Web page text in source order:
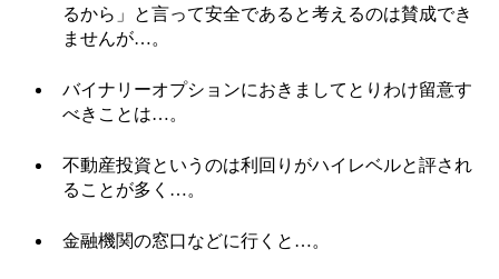
るから」と言って安全であると考えるのは賛成でき
ませんが…。
バイナリーオプションにおきましてとりわけ留意す
べきことは…。
不動産投資というのは利回りがハイレベルと評され
ることが多く…。
金融機関の窓口などに行くと…。